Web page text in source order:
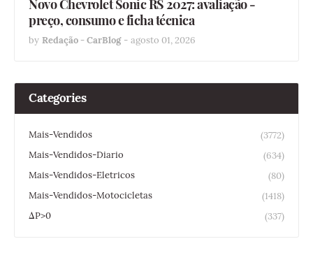
Novo Chevrolet Sonic RS 2027: avaliação -
preço, consumo e ficha técnica
by Redação - CarBlog - agosto 01, 2026
Categories
Mais-Vendidos
(3772)
Mais-Vendidos-Diario
(634)
Mais-Vendidos-Eletricos
(80)
Mais-Vendidos-Motocicletas
(1418)
ΔP>0
(337)